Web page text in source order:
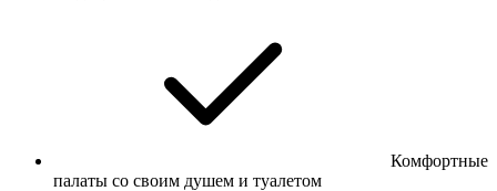
Комфортные
палаты со своим душем и туалетом